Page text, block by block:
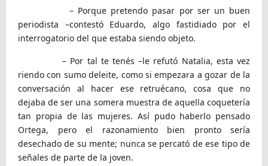
– Porque pretendo pasar por ser un buen
periodista –contestó Eduardo, algo fastidiado por el
interrogatorio del que estaba siendo objeto.
– Por tal te tenés –le refutó Natalia, esta vez
riendo con sumo deleite, como si empezara a gozar de la
conversación al hacer ese retruécano, cosa que no
dejaba de ser una somera muestra de aquella coquetería
tan propia de las mujeres. Así pudo haberlo pensado
Ortega, pero el razonamiento bien pronto sería
desechado de su mente; nunca se percató de ese tipo de
señales de parte de la joven.